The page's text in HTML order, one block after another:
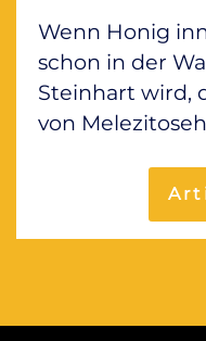
Wenn Honig
schon in der
Steinhart wird,
von